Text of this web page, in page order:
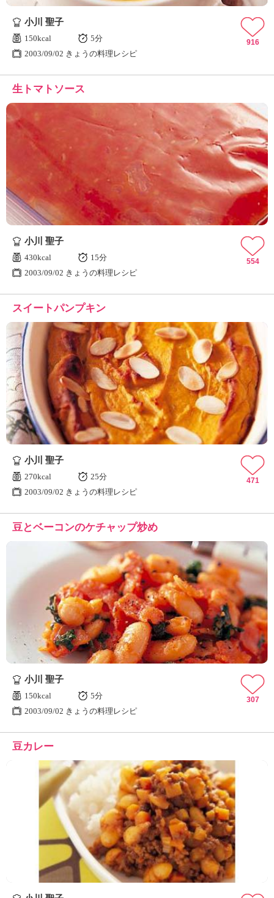
小川 聖子
150kcal
5分
2003/09/02 きょうの料理レシピ
916
生トマトソース
小川 聖子
430kcal
15分
2003/09/02 きょうの料理レシピ
554
スイートパンプキン
小川 聖子
270kcal
25分
2003/09/02 きょうの料理レシピ
471
豆とベーコンのケチャップ炒め
小川 聖子
150kcal
5分
2003/09/02 きょうの料理レシピ
307
豆カレー